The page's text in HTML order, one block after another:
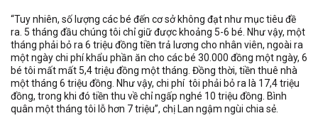
“Tuy nhiên, số lượng các bé đến cơ sở không đạt như mục tiêu đề
ra. 5 tháng đầu chúng tôi chỉ giữ được khoảng 5-6 bé. Như vậy, một
tháng phải bỏ ra 6 triệu đồng tiền trả lương cho nhân viên, ngoài ra
một ngày chi phí khẩu phần ăn cho các bé 30.000 đồng một ngày, 6
bé tôi mất mất 5,4 triệu đồng một tháng. Đồng thời, tiền thuê nhà
một tháng 6 triệu đồng. Như vậy, chi phí tôi phải bỏ ra là 17,4 triệu
đồng, trong khi đó tiền thu về chỉ ngấp nghé 10 triệu đồng. Bình
quân một tháng tôi lỗ hơn 7 triệu”, chị Lan ngậm ngùi chia sẻ.